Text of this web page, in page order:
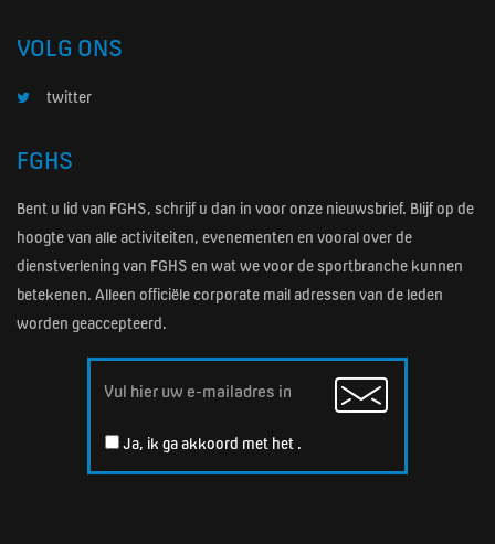
VOLG ONS
twitter
FGHS
Bent u lid van FGHS, schrijf u dan in voor onze nieuwsbrief. Blijf op de
hoogte van alle activiteiten, evenementen en vooral over de
dienstverlening van FGHS en wat we voor de sportbranche kunnen
betekenen. Alleen officiële corporate mail adressen van de leden
worden geaccepteerd.
Email
Ja, ik ga akkoord met het .